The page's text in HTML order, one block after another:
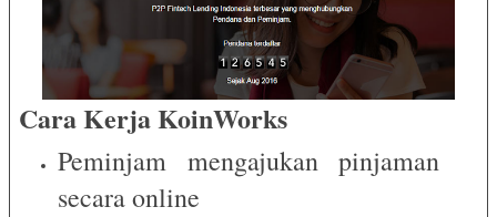
Cara Kerja KoinWorks
Peminjam mengajukan pinjaman
secara online